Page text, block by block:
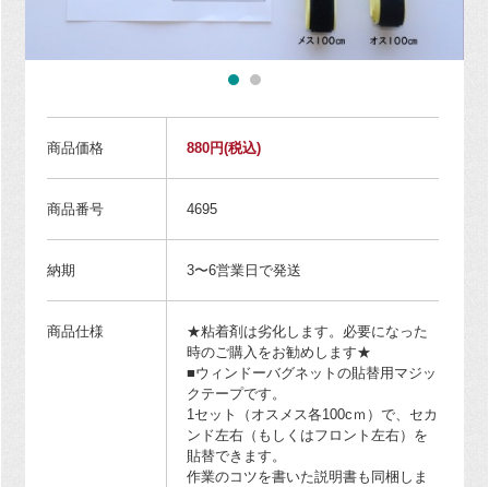
商品価格 880円(税込)
商品番号 4695
納期 3〜6営業日で発送
商品仕様
★粘着剤は劣化します。必要になった
時のご購入をお勧めします★
■ウィンドーバグネットの貼替用マジッ
クテープです。
1セット（オスメス各100cｍ）で、セカ
ンド左右（もしくはフロント左右）を
貼替できます。
作業のコツを書いた説明書も同梱しま